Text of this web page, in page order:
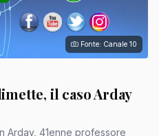
Fonte: Canale 10
il caso Arday